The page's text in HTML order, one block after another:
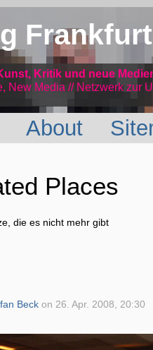
Kritik und neue
New Media // Netzwerk zur
About
Places
die es nicht mehr gibt
Beck on 26. Apr. 2008, 20:30